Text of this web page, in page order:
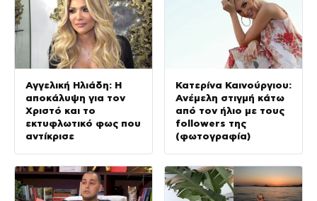
Αγγελική Ηλιάδη: Η
αποκάλυψη για τον
Χριστό και το
εκτυφλωτικό φως που
αντίκρισε
Κατερίνα Καινούργιου:
Ανέμελη στιγμή κάτω
από τον ήλιο με τους
followers της
(φωτογραφία)